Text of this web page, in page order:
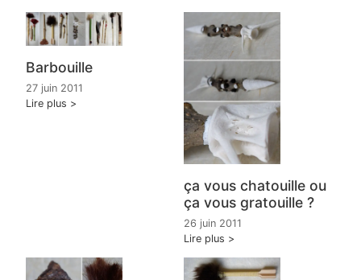
Barbouille
27 juin 2011
Lire plus
ça vous chatouille ou
ça vous gratouille ?
26 juin 2011
Lire plus